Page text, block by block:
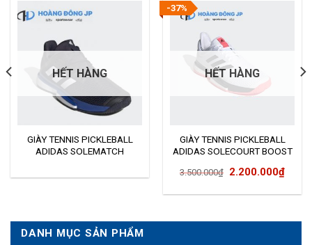
DANH MỤC SẢN PHẨM
HẾT HÀNG
GIÀY TENNIS PICKLEBALL
ADIDAS SOLEMATCH
-37%
HẾT HÀNG
GIÀY TENNIS PICKLEBALL
ADIDAS SOLECOURT BOOST
3.500.000₫ Giá
3.500.000₫.
2.200.000₫Giá
là: